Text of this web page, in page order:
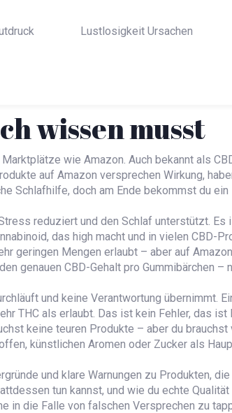
Lustlosigkeit Ursachen
wissen musst
wie Amazon. Auch bekannt als
auf Amazon versprechen Wirkung,
Schlafhilfe, doch am Ende bekommst du
reduziert und den Schlaf unterstützt. Es
das high macht und in vielen CBD-
geringen Mengen erlaubt – aber auf
genauen CBD-Gehalt pro Gummibärchen –
und keine Verantwortung übernimmt.
THC als erlaubt. Das ist kein Fehler, das ist
keine teuren Produkte – aber du
künstlichen Aromen oder Zucker als
und klare Warnungen zu Produkten,
tun kannst, und wie du echte
in die Falle von falschen Versprechen zu